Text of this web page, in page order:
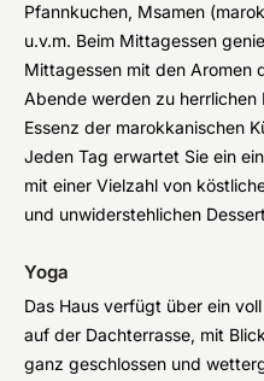
Pfannkuchen, Msamen
u.v.m. Beim Mittagessen
Mittagessen mit den Aromen
Abende werden zu herrlichen
Essenz der marokkanischen
Jeden Tag erwartet Sie ein
mit einer Vielzahl von
und unwiderstehlichen
Yoga
Das Haus verfügt über ein
auf der Dachterrasse, mit
ganz geschlossen und